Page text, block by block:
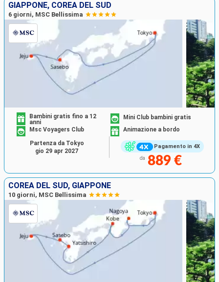
GIAPPONE, COREA DEL SUD
6 giorni, MSC Bellissima
Pagamento in 4X
Bambini gratis fino a 12
anni
Mini Club bambini gratis
Msc Voyagers Club
Animazione a bordo
da 889 €
Partenza da Tokyo
gio 29 apr 2027
COREA DEL SUD, GIAPPONE
10 giorni, MSC Bellissima